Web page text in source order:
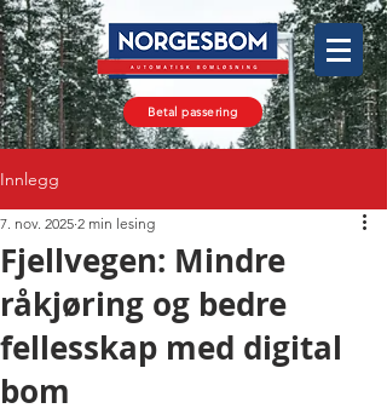
Betal passering
Innlegg
Fjellvegen: Mindre
råkjøring og bedre
fellesskap med digital
bom
7. nov. 2025 2 min lesing